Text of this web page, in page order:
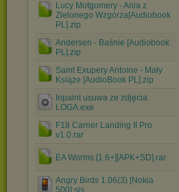
Lucy Motgomery - Ania z
Zielonego Wzgórza[Audiobook
PL].zip
Andersen - Baśnie [Audiobook
PL].zip
Saint Exupery Antoine - Mały
Książe [AudioBook PL].zip
Inpaint usuwa ze zdjęcia
LOGA.exe
F18 Carrier Landing II Pro
v1.0.rar
EA Worms [1.6+][APK+SD].rar
Angry Birds 1.06(3) [Nokia
500].sis